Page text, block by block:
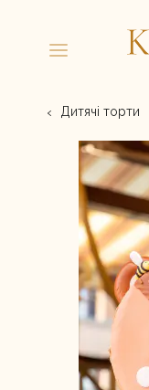
Дитячі торти